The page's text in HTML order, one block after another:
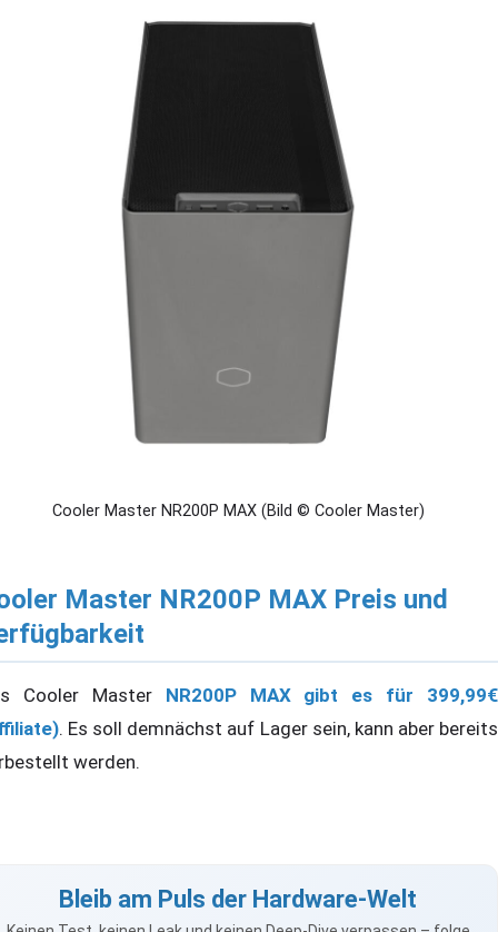
Cooler Master NR200P MAX (Bild © Cooler Master)
Master NR200P MAX Preis und
Cooler Master NR200P MAX gibt es für 399,99€
. Es soll demnächst auf Lager sein, kann aber bereits
werden.
Bleib am Puls der Hardware-Welt